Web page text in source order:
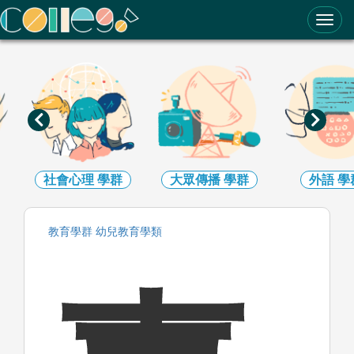
ColleGo! 大學選才與高中育才輔助系統
社會心理 學群 大眾傳播 學群 外語學
教育學群 幼兒教育學類